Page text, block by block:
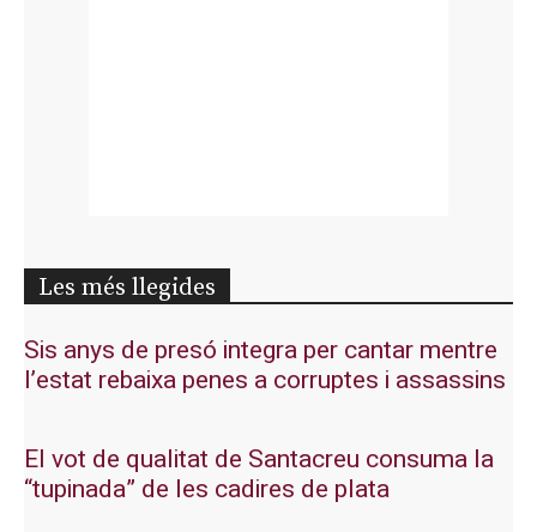
Les més llegides
Sis anys de presó integra per cantar mentre
l’estat rebaixa penes a corruptes i assassins
El vot de qualitat de Santacreu consuma la
“tupinada” de les cadires de plata